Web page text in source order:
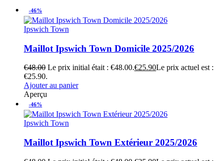
-46%
Ipswich Town
Maillot Ipswich Town Domicile 2025/2026
€48.00 Le prix initial était : €48.00.€25.90Le prix actuel est :
€25.90.
Ajouter au panier
Aperçu
-46%
Ipswich Town
Maillot Ipswich Town Extérieur 2025/2026